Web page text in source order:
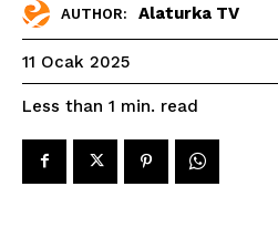
AUTHOR: Alaturka TV
11 Ocak 2025
Less than 1 min. read